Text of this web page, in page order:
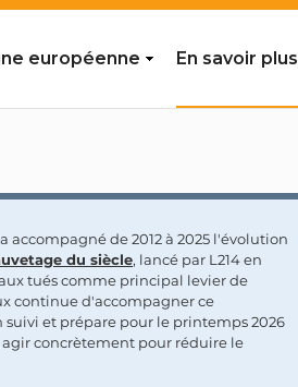
européenne En savoir plus
de 2012 à 2025 l'évolution
du siècle, lancé par L214 en
tués comme principal levier de
continue d'accompagner ce
et prépare pour le printemps 2026
concrètement pour réduire le